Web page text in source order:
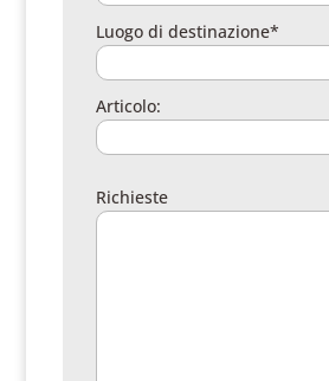
Luogo di destinazione*
Articolo:
Richieste